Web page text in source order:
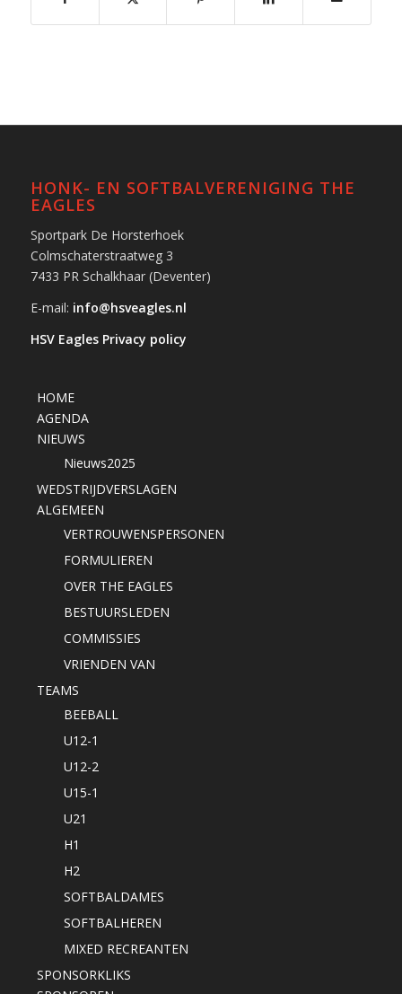
HONK- EN SOFTBALVERENIGING THE
EAGLES
Sportpark De Horsterhoek
Colmschaterstraatweg 3
7433 PR Schalkhaar (Deventer)
E-mail: info@hsveagles.nl
HSV Eagles Privacy policy
HOME
AGENDA
NIEUWS
Nieuws2025
WEDSTRIJDVERSLAGEN
ALGEMEEN
VERTROUWENSPERSONEN
FORMULIEREN
OVER THE EAGLES
BESTUURSLEDEN
COMMISSIES
VRIENDEN VAN
TEAMS
BEEBALL
U12-1
U12-2
U15-1
U21
H1
H2
SOFTBALDAMES
SOFTBALHEREN
MIXED RECREANTEN
SPONSORKLIKS